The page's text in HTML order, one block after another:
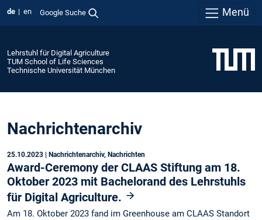
de en Google Suche Menü
Lehrstuhl für Digital Agriculture
TUM School of Life Sciences
Technische Universität München
Nachrichtenarchiv
25.10.2023 | Nachrichtenarchiv, Nachrichten
Award-Ceremony der CLAAS Stiftung am 18.
Oktober 2023 mit Bachelorand des Lehrstuhls
für Digital Agriculture.
Am 18. Oktober 2023 fand im Greenhouse am CLAAS Standort